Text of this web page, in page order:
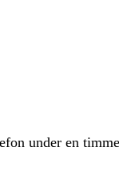
under en